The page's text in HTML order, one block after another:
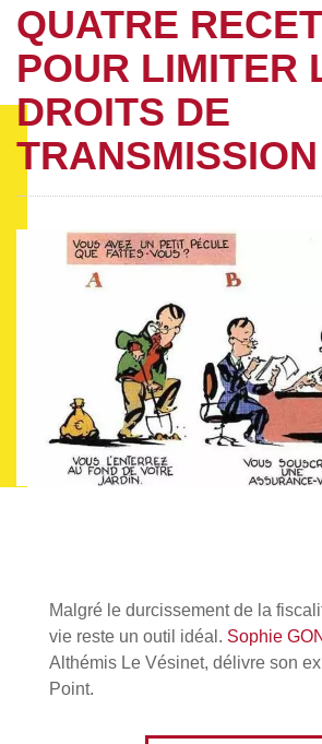
QUATRE
POUR LIMITER
DROITS DE
TRANSMISSION
Malgré le durcissement de la
vie reste un outil idéal. Sophie
Althémis Le Vésinet, délivre son
Point.